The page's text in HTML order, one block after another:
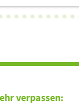
verpassen: